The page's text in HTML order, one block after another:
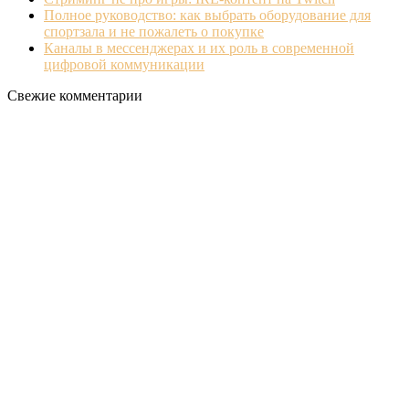
Полное руководство: как выбрать оборудование для
спортзала и не пожалеть о покупке
Каналы в мессенджерах и их роль в современной
цифровой коммуникации
Свежие комментарии